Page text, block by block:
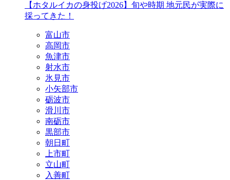
【ホタルイカの身投げ2026】旬や時期 地元民が実際に
採ってきた！
富山市
高岡市
魚津市
射水市
氷見市
小矢部市
砺波市
滑川市
南砺市
黒部市
朝日町
上市町
立山町
入善町